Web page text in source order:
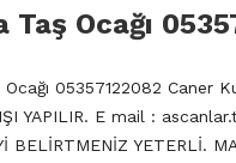
Taş Ocağı
05357122082 Caner
YAPILIR. E mail :
BELİRTMENİZ YETERLİ.